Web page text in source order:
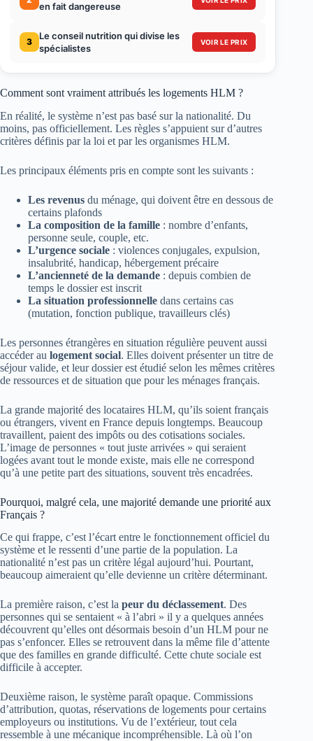
en fait dangereuse
3
Le conseil nutrition qui divise les
spécialistes
VOIR LE PRIX
Comment sont vraiment attribués les logements HLM ?
En réalité, le système n’est pas basé sur la nationalité. Du
moins, pas officiellement. Les règles s’appuient sur d’autres
critères définis par la loi et par les organismes HLM.
Les principaux éléments pris en compte sont les suivants :
Les revenus du ménage, qui doivent être en dessous de
certains plafonds
La composition de la famille : nombre d’enfants,
personne seule, couple, etc.
L’urgence sociale : violences conjugales, expulsion,
insalubrité, handicap, hébergement précaire
L’ancienneté de la demande : depuis combien de
temps le dossier est inscrit
La situation professionnelle dans certains cas
(mutation, fonction publique, travailleurs clés)
Les personnes étrangères en situation régulière peuvent aussi
accéder au logement social. Elles doivent présenter un titre de
séjour valide, et leur dossier est étudié selon les mêmes critères
de ressources et de situation que pour les ménages français.
La grande majorité des locataires HLM, qu’ils soient français
ou étrangers, vivent en France depuis longtemps. Beaucoup
travaillent, paient des impôts ou des cotisations sociales.
L’image de personnes « tout juste arrivées » qui seraient
logées avant tout le monde existe, mais elle ne correspond
qu’à une petite part des situations, souvent très encadrées.
Pourquoi, malgré cela, une majorité demande une priorité aux
Français ?
Ce qui frappe, c’est l’écart entre le fonctionnement officiel du
système et le ressenti d’une partie de la population. La
nationalité n’est pas un critère légal aujourd’hui. Pourtant,
beaucoup aimeraient qu’elle devienne un critère déterminant.
La première raison, c’est la peur du déclassement. Des
personnes qui se sentaient « à l’abri » il y a quelques années
découvrent qu’elles ont désormais besoin d’un HLM pour ne
pas s’enfoncer. Elles se retrouvent dans la même file d’attente
que des familles en grande difficulté. Cette chute sociale est
difficile à accepter.
Deuxième raison, le système paraît opaque. Commissions
d’attribution, quotas, réservations de logements pour certains
employeurs ou institutions. Vu de l’extérieur, tout cela
ressemble à une mécanique incompréhensible. Là où l’on